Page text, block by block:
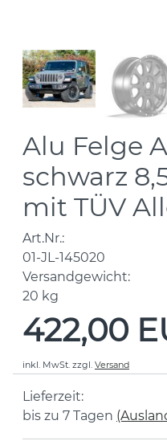
Alu Felge
schwarz
mit TÜV
Art.Nr.:
01-JL-145020
Versandgewicht:
20 kg
422,00
inkl. MwSt. zzgl. Versand
Lieferzeit:
bis zu 7 Tagen